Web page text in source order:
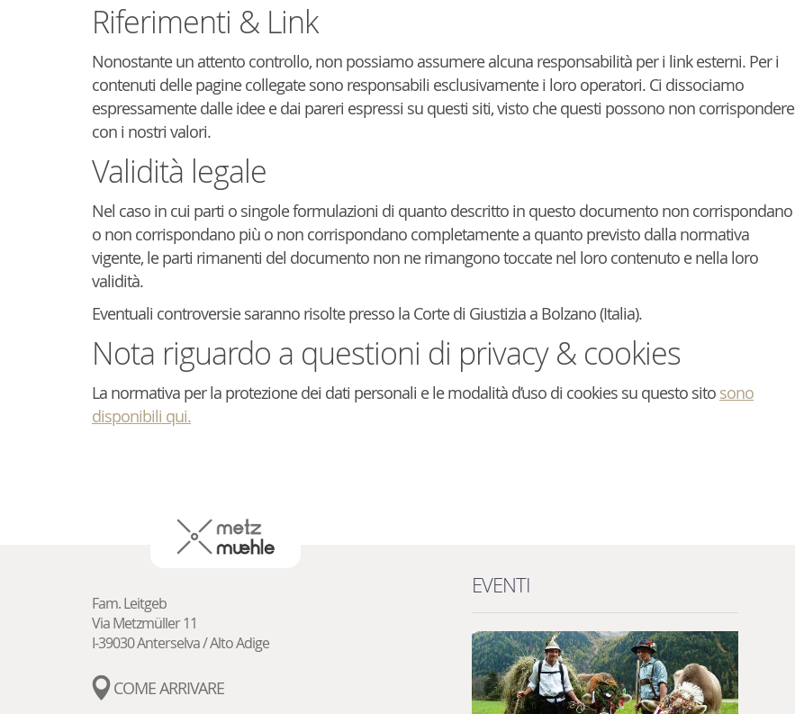
Riferimenti & Link
Nonostante un attento controllo, non possiamo assumere alcuna responsabilità per i link esterni. Per i
contenuti delle pagine collegate sono responsabili esclusivamente i loro operatori. Ci dissociamo
espressamente dalle idee e dai pareri espressi su questi siti, visto che questi possono non corrispondere
con i nostri valori.
Validità legale
Nel caso in cui parti o singole formulazioni di quanto descritto in questo documento non corrispondano
o non corrispondano più o non corrispondano completamente a quanto previsto dalla normativa
vigente, le parti rimanenti del documento non ne rimangono toccate nel loro contenuto e nella loro
validità.
Eventuali controversie saranno risolte presso la Corte di Giustizia a Bolzano (Italia).
Nota riguardo a questioni di privacy & cookies
La normativa per la protezione dei dati personali e le modalità d’uso di cookies su questo sito sono
disponibili qui.
Fam. Leitgeb
Via Metzmüller 11
I-39030Anterselva / Alto Adige
COME ARRIVARE
EVENTI